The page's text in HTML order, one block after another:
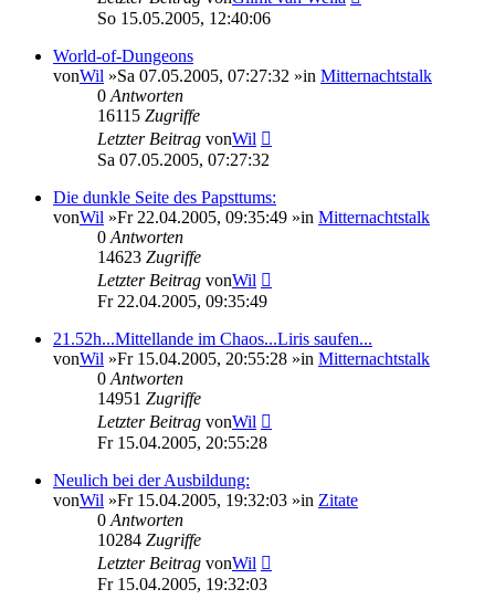
So 15.05.2005, 12:40:06
World-of-Dungeons
vonWil »Sa 07.05.2005, 07:27:32 »in Mitternachtstalk
0 Antworten
16115 Zugriffe
Letzter Beitrag vonWil
Sa 07.05.2005, 07:27:32
Die dunkle Seite des Papsttums:
vonWil »Fr 22.04.2005, 09:35:49 »in Mitternachtstalk
0 Antworten
14623 Zugriffe
Letzter Beitrag vonWil
Fr 22.04.2005, 09:35:49
21.52h...Mittellande im Chaos...Liris saufen...
vonWil »Fr 15.04.2005, 20:55:28 »in Mitternachtstalk
0 Antworten
14951 Zugriffe
Letzter Beitrag vonWil
Fr 15.04.2005, 20:55:28
Neulich bei der Ausbildung:
vonWil »Fr 15.04.2005, 19:32:03 »in Zitate
0 Antworten
10284 Zugriffe
Letzter Beitrag vonWil
Fr 15.04.2005, 19:32:03